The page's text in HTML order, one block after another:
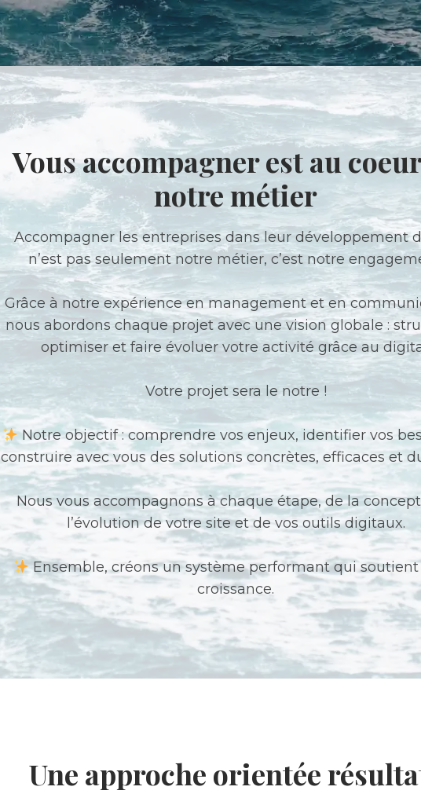
Vous accompagner est au
notre métier
Accompagner les entreprises dans leur développement
n’est pas seulement notre métier, c’est notre
Grâce à notre expérience en management et en
nous abordons chaque projet avec une vision globale :
optimiser et faire évoluer votre activité grâce au
Votre projet sera le notre !
Notre objectif : comprendre vos enjeux, identifier vos
construire avec vous des solutions concrètes, efficaces et
Nous vous accompagnons à chaque étape, de la
l’évolution de votre site et de vos outils digitaux.
Ensemble, créons un système performant qui soutient
croissance.
Une approche orientée